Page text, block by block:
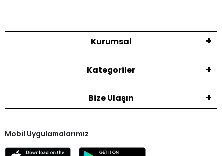
Kurumsal
Kategoriler
Bize Ulaşın
Mobil Uygulamalarımız